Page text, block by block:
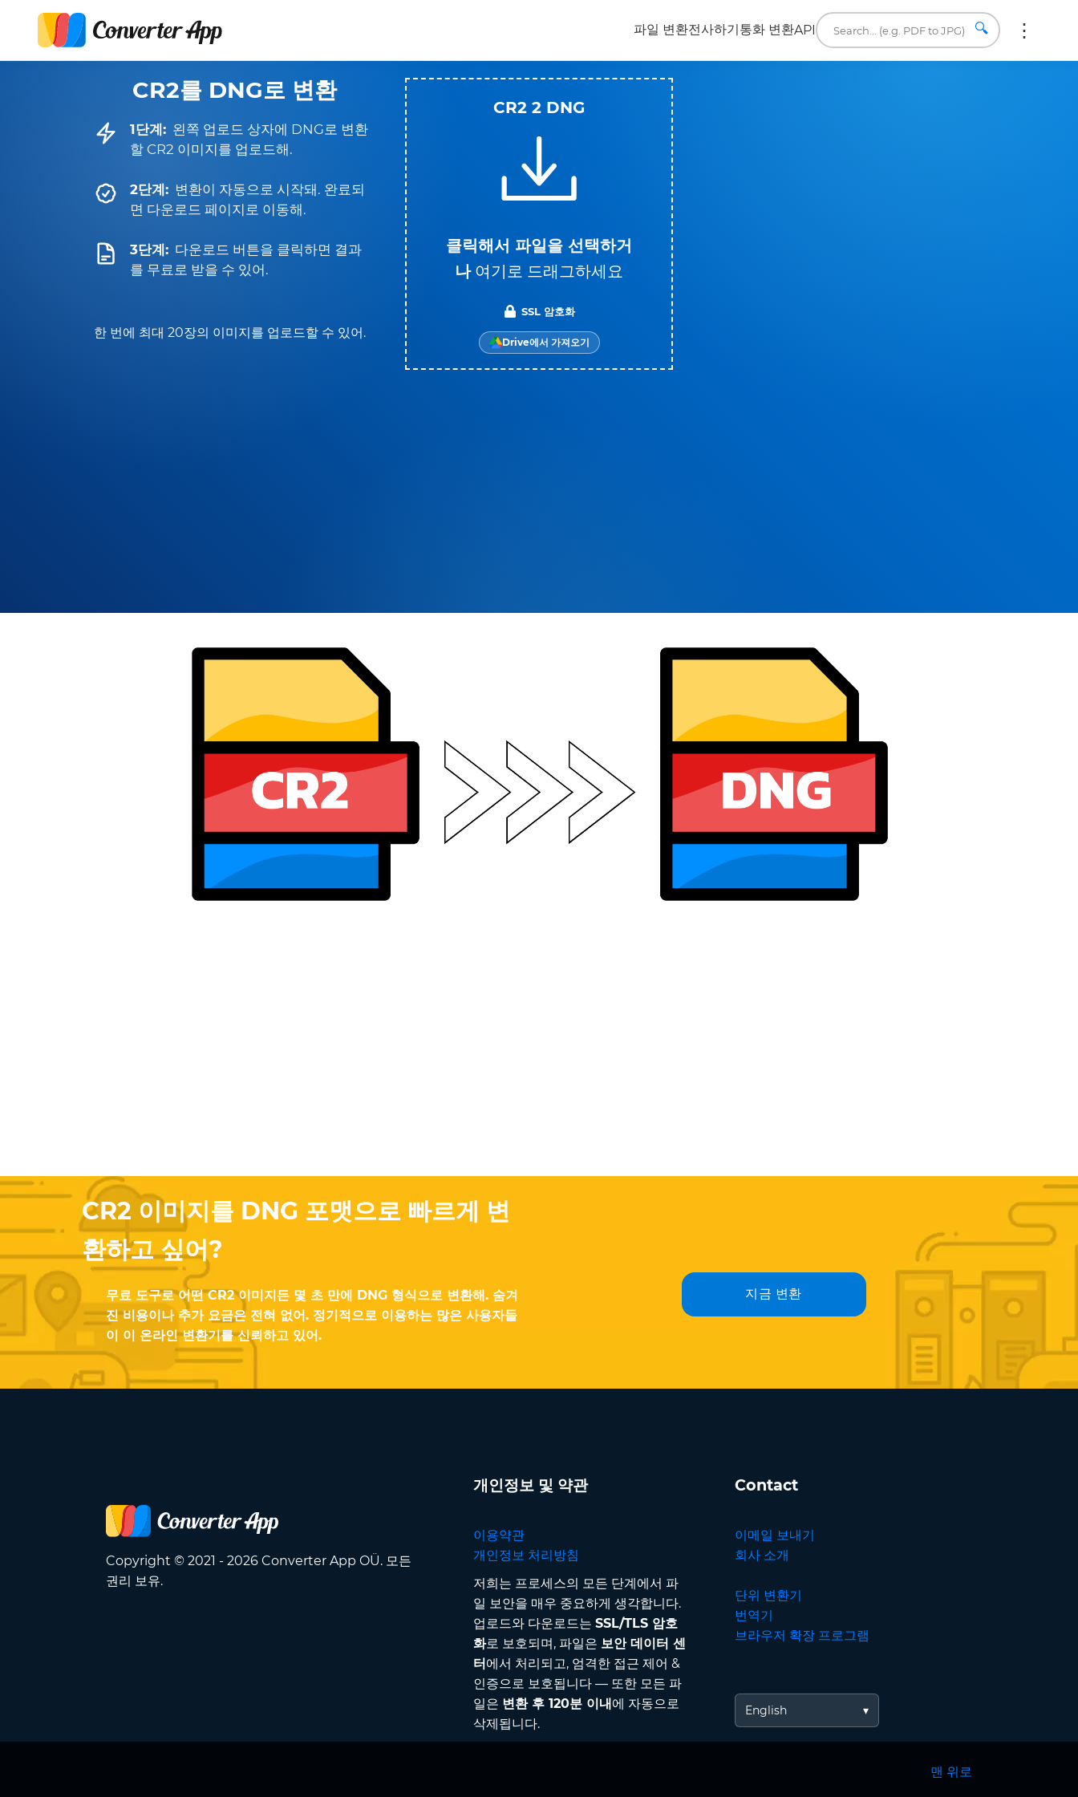
파일 변환전사하기통화 변환API 🔍
CR2를 DNG로 변환
1단계: 왼쪽 업로드 상자에 DNG로 변환
할 CR2 이미지를 업로드해.
2단계: 변환이 자동으로 시작돼. 완료되
면 다운로드 페이지로 이동해.
3단계: 다운로드 버튼을 클릭하면 결과
를 무료로 받을 수 있어.
한 번에 최대 20장의 이미지를 업로드할 수 있어.
CR2 2 DNG
클릭해서 파일을 선택하거
나 여기로 드래그하세요
SSL 암호화
Drive에서 가져오기
CR2 이미지를 DNG 포맷으로 빠르게 변
환하고 싶어?
무료 도구로 어떤 CR2 이미지든 몇 초 만에 DNG 형식으로 변환해. 숨겨
진 비용이나 추가 요금은 전혀 없어. 정기적으로 이용하는 많은 사용자들
이 이 온라인 변환기를 신뢰하고 있어.
지금 변환
Copyright © 2021 - 2026 Converter App OÜ. 모든
권리 보유.
개인정보 및 약관
이용약관
개인정보 처리방침
저희는 프로세스의 모든 단계에서 파
일 보안을 매우 중요하게 생각합니다.
업로드와 다운로드는 SSL/TLS 암호
화로 보호되며, 파일은 보안 데이터 센
터에서 처리되고, 엄격한 접근 제어 &
인증으로 보호됩니다 — 또한 모든 파
일은 변환 후 120분 이내에 자동으로
삭제됩니다.
Contact
이메일 보내기
회사 소개
단위 변환기
번역기
브라우저 확장 프로그램
English
맨 위로